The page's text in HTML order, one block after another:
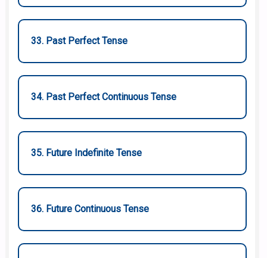
33. Past Perfect Tense
34. Past Perfect Continuous Tense
35. Future Indefinite Tense
36. Future Continuous Tense